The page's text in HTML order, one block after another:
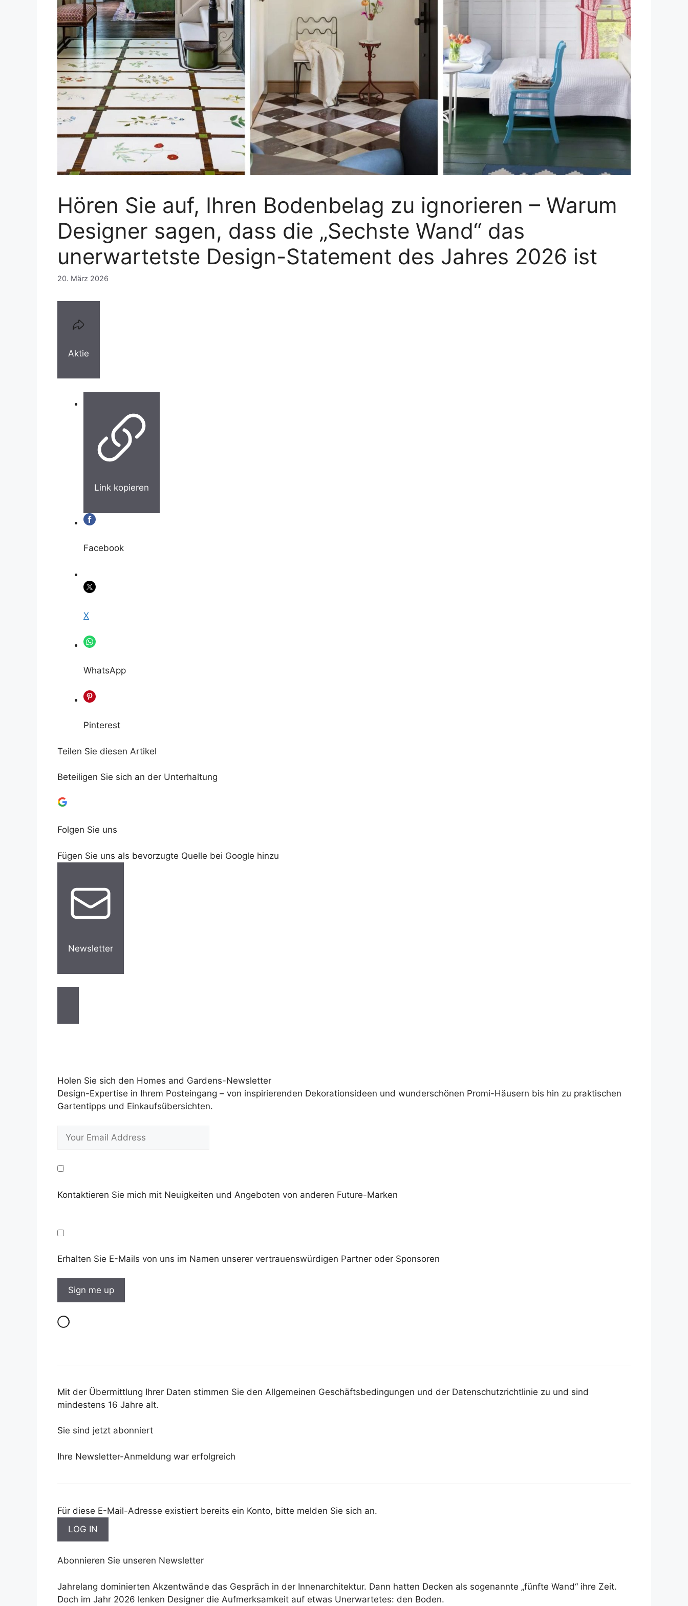
Hören Sie auf, Ihren Bodenbelag zu ignorieren – Warum
Designer sagen, dass die „Sechste Wand“ das
unerwartetste Design-Statement des Jahres 2026 ist
20. März 2026
Aktie
Link kopieren
Facebook
X
WhatsApp
Pinterest
Teilen Sie diesen Artikel
Beteiligen Sie sich an der Unterhaltung
Folgen Sie uns
Fügen Sie uns als bevorzugte Quelle bei Google hinzu
Newsletter
Holen Sie sich den Homes and Gardens-Newsletter
Design-Expertise in Ihrem Posteingang – von inspirierenden Dekorationsideen und wunderschönen Promi-Häusern bis hin zu praktischen
Gartentipps und Einkaufsübersichten.
Kontaktieren Sie mich mit Neuigkeiten und Angeboten von anderen Future-Marken
Erhalten Sie E-Mails von uns im Namen unserer vertrauenswürdigen Partner oder Sponsoren
Mit der Übermittlung Ihrer Daten stimmen Sie den Allgemeinen Geschäftsbedingungen und der Datenschutzrichtlinie zu und sind
mindestens 16 Jahre alt.
Sie sind jetzt abonniert
Ihre Newsletter-Anmeldung war erfolgreich
Für diese E-Mail-Adresse existiert bereits ein Konto, bitte melden Sie sich an.
Abonnieren Sie unseren Newsletter
Jahrelang dominierten Akzentwände das Gespräch in der Innenarchitektur. Dann hatten Decken als sogenannte „fünfte Wand“ ihre Zeit.
Doch im Jahr 2026 lenken Designer die Aufmerksamkeit auf etwas Unerwartetes: den Boden.